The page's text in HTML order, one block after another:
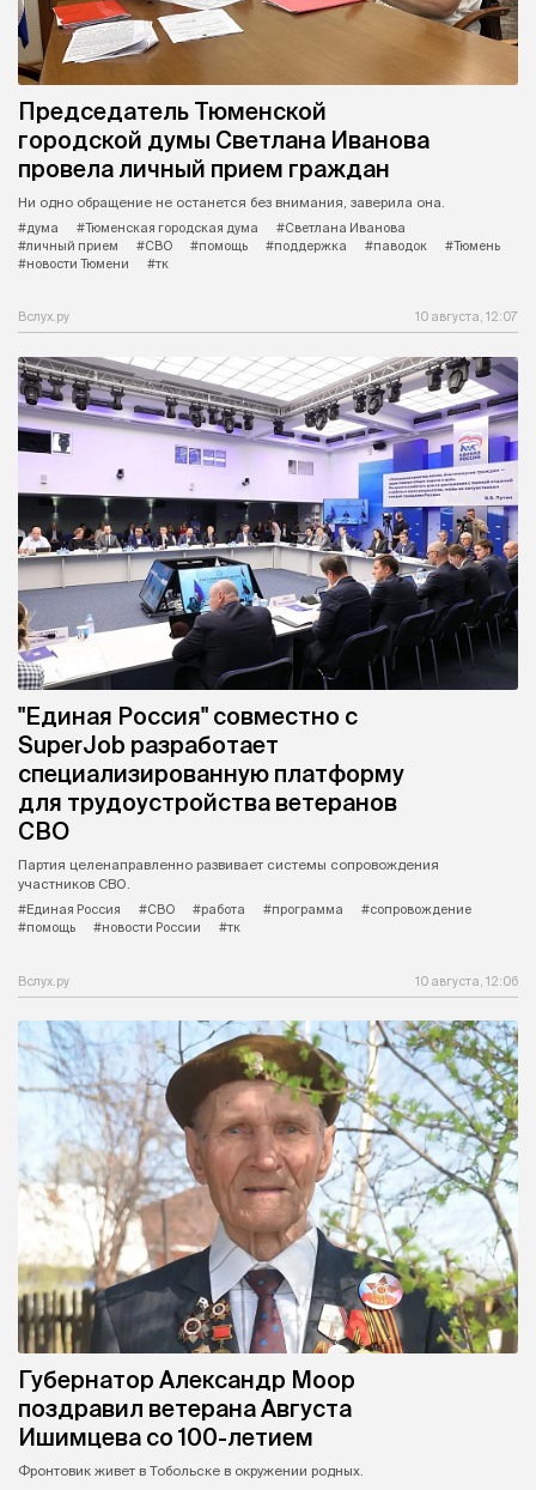
Председатель Тюменской
городской думы Светлана Иванова
провела личный прием граждан
Ни одно обращение не останется без внимания, заверила она.
#дума
#Тюменская городская дума
#Светлана Иванова
#личный прием
#СВО #помощь #поддержка #паводок
#Тюмень
#новости Тюмени
#тк
Вслух.ру 10 августа, 12:07
"Единая Россия" совместно с
SuperJob разработает
специализированную платформу
для трудоустройства ветеранов
СВО
Партия целенаправленно развивает системы сопровождения
участников СВО.
#Единая Россия
#СВО #работа #программа
#сопровождение
#помощь
#новости России #тк
Вслух.ру 10 августа, 12:06
Губернатор Александр Моор
поздравил ветерана Августа
Ишимцева со 100-летием
Фронтовик живет в Тобольске в окружении родных.